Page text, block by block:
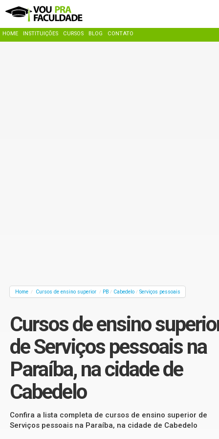
HOME INSTITUIÇÕES CURSOS BLOG CONTATO
Home / Cursos de ensino superior / PB / Cabedelo / Serviços pessoais
Cursos de ensino
de Serviços pessoais na
Paraíba, na cidade de
Cabedelo
Confira a lista completa de cursos de ensino superior de
Serviços pessoais na Paraíba, na cidade de Cabedelo